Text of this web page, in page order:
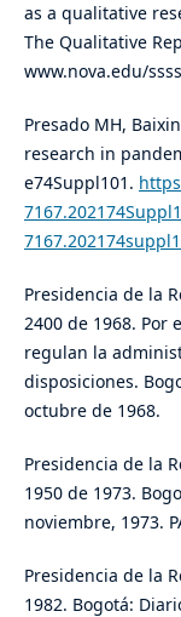
as a qualitative
The Qualitative
www.nova.edu/
Presado MH,
research in
e74Suppl101.
Presidencia de la
2400 de 1968. Por
regulan la
disposiciones.
octubre de 1968.
Presidencia de la
1950 de 1973.
noviembre, 1973.
Presidencia de la
1982. Bogotá: